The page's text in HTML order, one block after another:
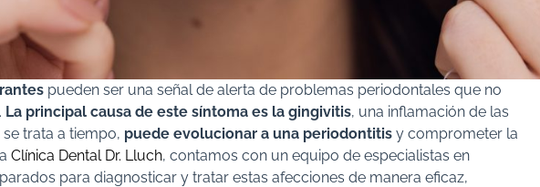
pueden ser una señal de alerta de problemas periodontales que no
La principal causa de este síntoma es la gingivitis, una inflamación de las
trata a tiempo, puede evolucionar a una periodontitis y comprometer la
Clínica Dental Dr. Lluch, contamos con un equipo de especialistas en
para diagnosticar y tratar estas afecciones de manera eficaz,